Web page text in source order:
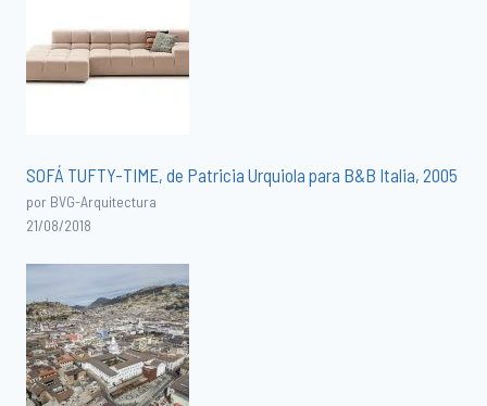
SOFÁ TUFTY-TIME, de Patricia Urquiola para B&B Italia, 2005
por BVG-Arquitectura
21/08/2018